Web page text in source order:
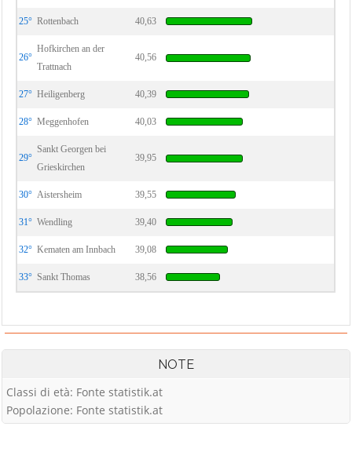
25° Rottenbach 40,63
26°
Hofkirchen an der
Trattnach
40,56
27° Heiligenberg 40,39
28° Meggenhofen 40,03
29°
Sankt Georgen bei
Grieskirchen
39,95
30° Aistersheim 39,55
31° Wendling 39,40
32° Kematen am Innbach 39,08
33° Sankt Thomas 38,56
NOTE
Classi di età: Fonte statistik.at
Popolazione: Fonte statistik.at